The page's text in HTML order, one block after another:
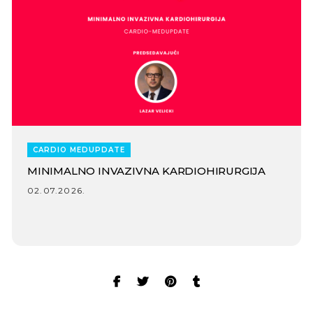
CARDIO MEDUPDATE
MINIMALNO INVAZIVNA KARDIOHIRURGIJA
02.07.2026.